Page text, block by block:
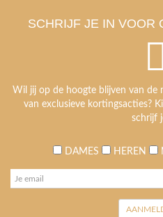
SCHRIJF JE IN VOOR
Wil jij op de hoogte blijven van de
van exclusieve kortingsacties?
schrijf
DAMES HEREN